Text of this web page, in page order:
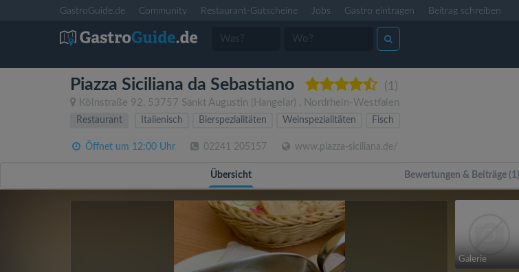
GastroGuide.de Community Restaurant-Gutscheine Jobs Gastro eintragen Beitrag schreiben
Piazza Siciliana da Sebastiano (1)
Kölnstraße 92, 53757 Sankt Augustin (Hangelar) , Nordrhein-Westfalen
Restaurant
Italienisch Bierspezialitäten Weinspezialitäten Fisch
Öffnet um 12:00 Uhr 02241 205157 www.piazza-siciliana.de/
Übersicht Bewertungen & Beiträge (1)
Galerie